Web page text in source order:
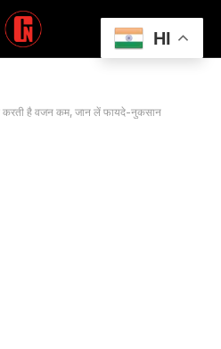
है वजन कम, जान लें फायदे-नुकसान
HI